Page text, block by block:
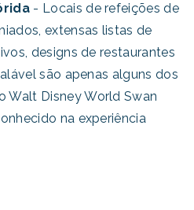
- Locais de refeições de
extensas listas de
designs de restaurantes
são apenas alguns dos
Walt Disney World Swan
na experiência